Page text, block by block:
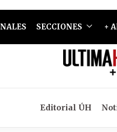
SECCIONES +
Editorial ÚH